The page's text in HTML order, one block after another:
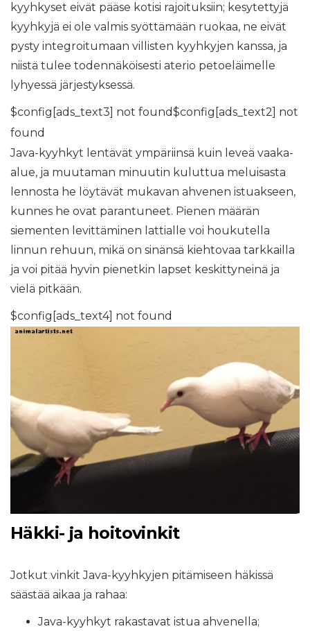
kyyhkyset eivät pääse kotisi rajoituksiin; kesytettyjä
kyyhkyjä ei ole valmis syöttämään ruokaa, ne eivät
pysty integroitumaan villisten kyyhkyjen kanssa, ja
niistä tulee todennäköisesti aterio petoeläimelle
lyhyessä järjestyksessä.
$config[ads_text3] not found$config[ads_text2] not
found
Java-kyyhkyt lentävät ympäriinsä kuin leveä vaaka-
alue, ja muutaman minuutin kuluttua meluisasta
lennosta he löytävät mukavan ahvenen istuakseen,
kunnes he ovat parantuneet. Pienen määrän
siementen levittäminen lattialle voi houkutella
linnun rehuun, mikä on sinänsä kiehtovaa tarkkailla
ja voi pitää hyvin pienetkin lapset keskittyneinä ja
vielä pitkään.
$config[ads_text4] not found
Häkki- ja hoitovinkit
Jotkut vinkit Java-kyyhkyjen pitämiseen häkissä
säästää aikaa ja rahaa:
Java-kyyhkyt rakastavat istua ahvenella;